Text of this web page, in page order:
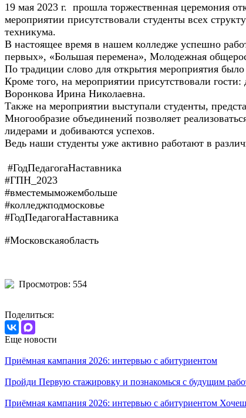
19 мая 2023 г. прошла торжественная церемония
мероприятии присутствовали студенты всех
техникума.
В настоящее время в нашем колледже успешно
первых», «Большая перемена», Молодежная
По традиции слово для открытия мероприятия
Кроме того, на мероприятии присутствовали
Воронкова Ирина Николаевна.
Также на мероприятии выступали студенты,
Многообразие объединений позволяет
лидерами и добиваются успехов.
Ведь наши студенты уже активно работают в
#ГодПедагогаНаставника
#ГПН_2023
#вместемыможембольше
#колледжподмосковье
#ГодПедагогаНаставника
#Московскаяобласть
Просмотров: 554
Поделиться:
Еще новости
Приёмная кампания 2026: интервью с абитуриентом
Пройди Первую стажировку и познакомься с будущим
Приёмная кампания 2026: интервью с абитуриентом